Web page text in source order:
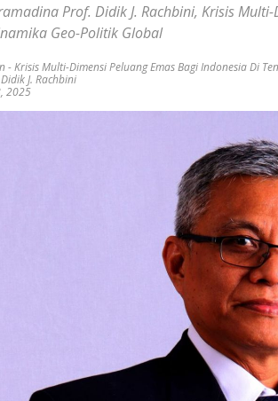
Prof. Didik J. Rachbini, Krisis
Geo-Politik Global
-Krisis Multi-Dimensi Peluang Emas Bagi Indonesia Di
J. Rachbini
2025